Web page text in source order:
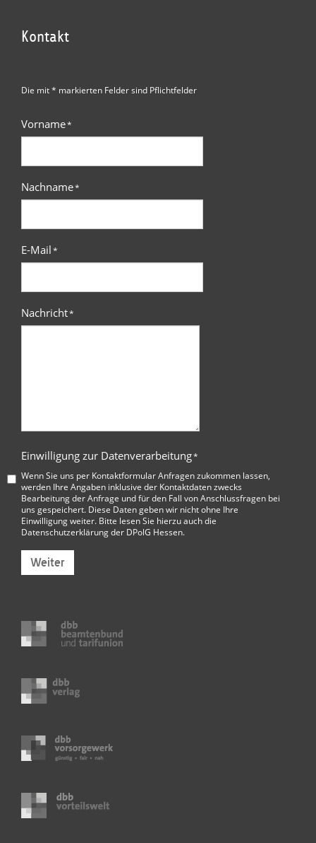
Kontakt
Die mit * markierten Felder sind Pflichtfelder
Vorname*
Nachname*
E-Mail*
Nachricht*
Einwilligung zur Datenverarbeitung*
Wenn Sie uns per Kontaktformular Anfragen zukommen lassen,
werden Ihre Angaben inklusive der Kontaktdaten zwecks
Bearbeitung der Anfrage und für den Fall von Anschlussfragen bei
uns gespeichert. Diese Daten geben wir nicht ohne Ihre
Einwilligung weiter. Bitte lesen Sie hierzu auch die
Datenschutzerklärung der DPolG Hessen.
Weiter